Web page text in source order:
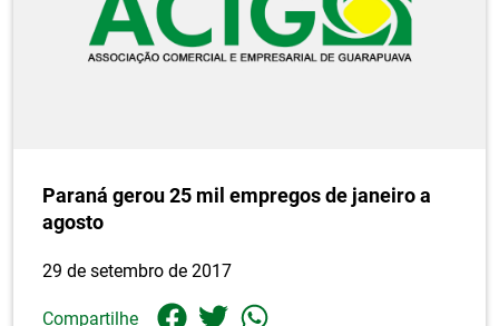
Paraná gerou 25 mil empregos de janeiro a
agosto
29 de setembro de 2017
Compartilhe